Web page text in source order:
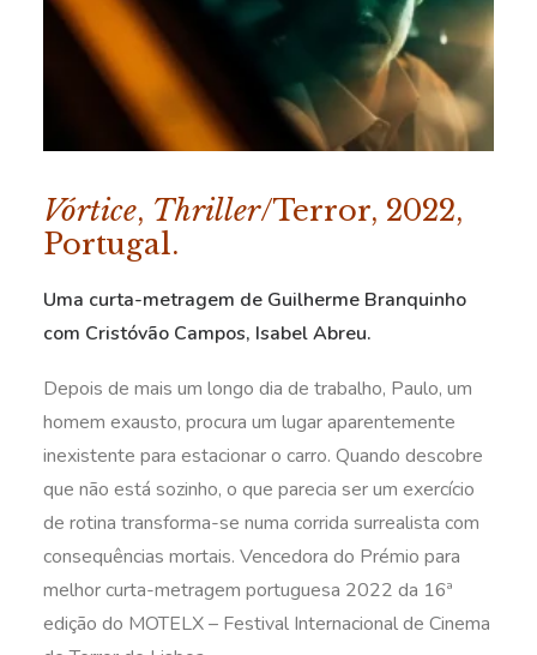
Vórtice, Thriller/Terror, 2022,
Portugal.
Uma curta-metragem de Guilherme Branquinho
com Cristóvão Campos, Isabel Abreu.
Depois de mais um longo dia de trabalho, Paulo, um
homem exausto, procura um lugar aparentemente
inexistente para estacionar o carro. Quando descobre
que não está sozinho, o que parecia ser um exercício
de rotina transforma-se numa corrida surrealista com
consequências mortais. Vencedora do Prémio para
melhor curta-metragem portuguesa 2022 da 16ª
edição do MOTELX – Festival Internacional de Cinema